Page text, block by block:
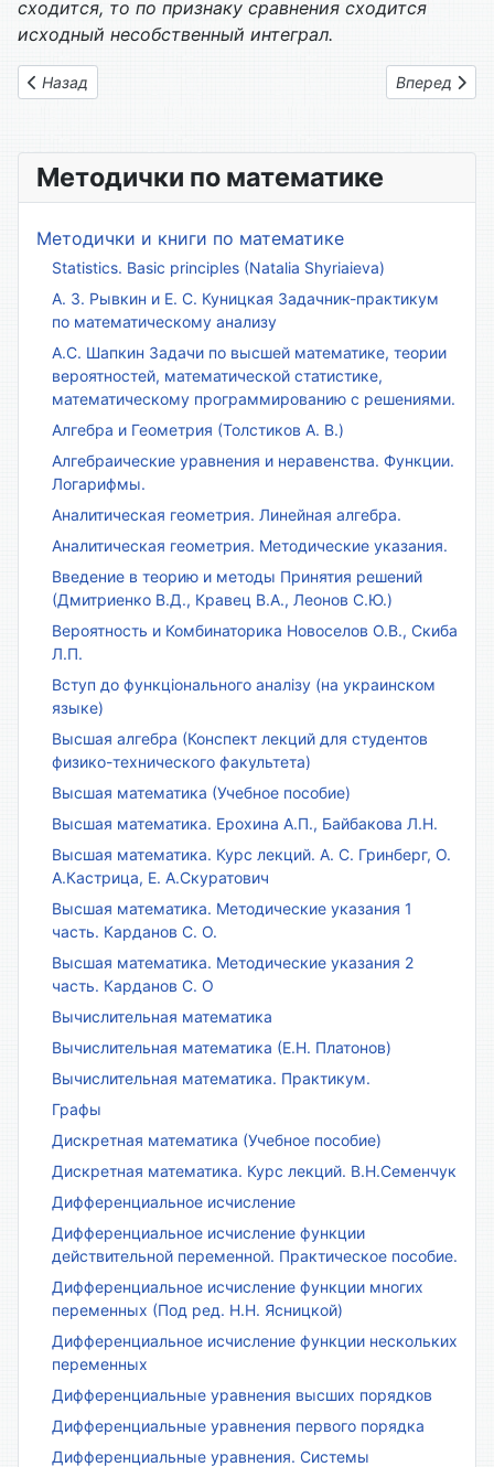
Методички по математике
Методички и книги по математике
Statistics. Basic principles (Natalia Shyriaieva)
А. З. Рывкин и Е. С. Куницкая Задачник-практикум
по математическому анализу
А.С. Шапкин Задачи по высшей математике, теории
вероятностей, математической статистике,
математическому программированию с решениями.
Алгебра и Геометрия (Толстиков А. В.)
Алгебраические уравнения и неравенства. Функции.
Логарифмы.
Аналитическая геометрия. Линейная алгебра.
Аналитическая геометрия. Методические указания.
Введение в теорию и методы Принятия решений
(Дмитриенко В.Д., Кравец В.А., Леонов С.Ю.)
Вероятность и Комбинаторика Новоселов О.В., Скиба
Л.П.
Вступ до функціонального аналізу (на украинском
языке)
Высшая алгебра (Конспект лекций для студентов
физико-технического факультета)
Высшая математика (Учебное пособие)
Высшая математика. Ерохина А.П., Байбакова Л.Н.
Высшая математика. Курс лекций. А. С. Гринберг, О.
А.Кастрица, Е. А.Скуратович
Высшая математика. Методические указания 1
часть. Карданов С. О.
Высшая математика. Методические указания 2
часть. Карданов С. О
Вычислительная математика
Вычислительная математика (Е.Н. Платонов)
Вычислительная математика. Практикум.
Графы
Дискретная математика (Учебное пособие)
Дискретная математика. Курс лекций. В.Н.Семенчук
Дифференциальное исчисление
Дифференциальное исчисление функции
действительной переменной. Практическое пособие.
Дифференциальное исчисление функции многих
переменных (Под ред. Н.Н. Ясницкой)
Дифференциальное исчисление функции нескольких
переменных
Дифференциальные уравнения высших порядков
Дифференциальные уравнения первого порядка
Дифференциальные уравнения. Системы
сходится, то по признаку сравнения сходится
исходный несобственный интеграл.
Предыдущий: Вариант контрольной 01
Назад Следующий:
Вперед